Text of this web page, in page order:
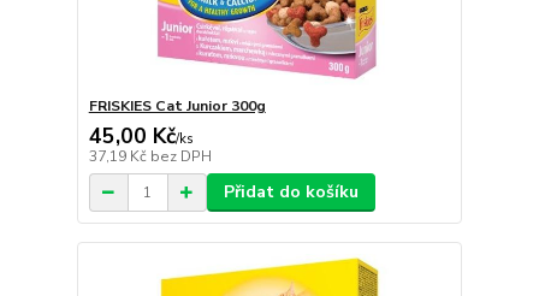
FRISKIES Cat Junior 300g
45,00 Kč/ks
37,19 Kč bez DPH
Přidat do košíku